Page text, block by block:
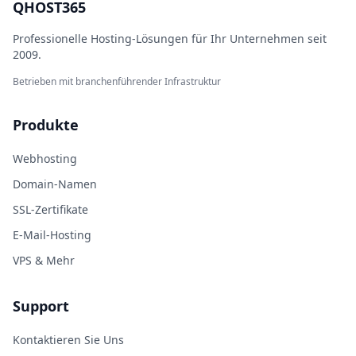
QHOST365
Professionelle Hosting-Lösungen für Ihr Unternehmen seit
2009.
Betrieben mit branchenführender Infrastruktur
Produkte
Webhosting
Domain-Namen
SSL-Zertifikate
E-Mail-Hosting
VPS & Mehr
Support
Kontaktieren Sie Uns